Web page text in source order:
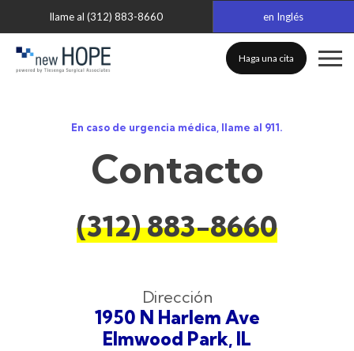
llame al (312) 883-8660 en Inglés
Haga una cita
En caso de urgencia médica, llame al 911.
Contacto
(312) 883-8660
Dirección
1950 N Harlem Ave
Elmwood Park, IL​